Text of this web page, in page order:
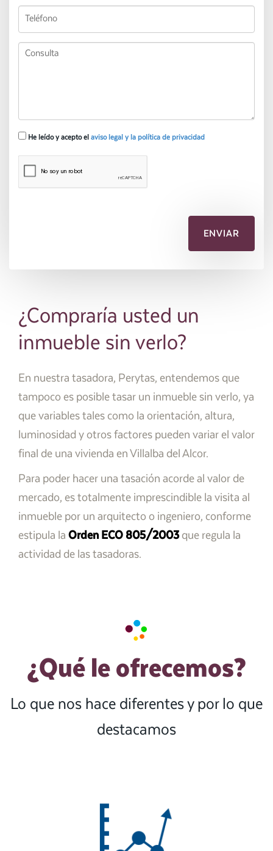
He leído y acepto el aviso legal y la política de privacidad
¿Compraría usted un
inmueble sin verlo?
En nuestra tasadora, Perytas, entendemos que
tampoco es posible tasar un inmueble sin verlo, ya
que variables tales como la orientación, altura,
luminosidad y otros factores pueden variar el valor
final de una vivienda en Villalba del Alcor.
Para poder hacer una tasación acorde al valor de
mercado, es totalmente imprescindible la visita al
inmueble por un arquitecto o ingeniero, conforme
estipula la Orden ECO 805/2003que regula la
actividad de las tasadoras.
¿Qué le ofrecemos?
Lo que nos hace diferentes y por lo que
destacamos